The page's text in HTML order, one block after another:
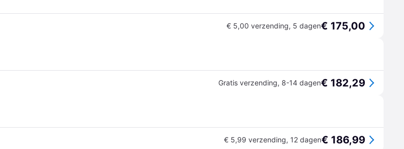
€ 5,00 verzending, 5 dagen€ 175,00
Gratis verzending, 8-14 dagen€ 182,29
€ 5,99 verzending, 12 dagen€ 186,99